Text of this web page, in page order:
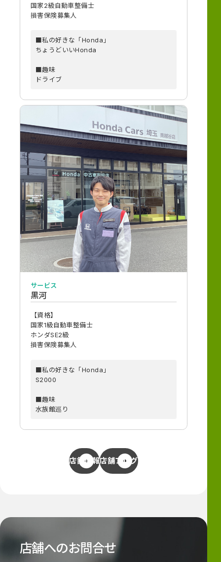
国家2級自動車整備士
損害保険募集人
■私の好きな「Honda」
ちょうどいいHonda
■趣味
ドライブ
サービス
黒河
【資格】
国家1級自動車整備士
ホンダSE2級
損害保険募集人
■私の好きな「Honda」
S2000
■趣味
水族館巡り
店舗情報店舗ブログ
店舗へのお問合せ